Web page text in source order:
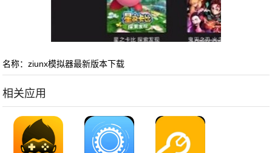
名称：ziunx模拟器最新版本下载
相关应用